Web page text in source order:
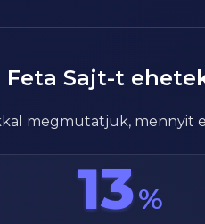
Feta Sajt-t
megmutatjuk, mennyit
13%